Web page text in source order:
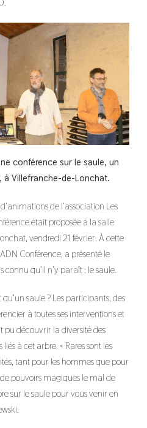
conférence sur le saule, un
à Villefranche-de-Lonchat.
de l’association Les
était proposée à la salle
vendredi 21 février. À cette
Conférence, a présenté le
qu’il n’y paraît : le saule.
saule ? Les participants, des
à toutes ses interventions et
pu découvrir la diversité des
à cet arbre. « Rares sont les
tant pour les hommes que pour
pouvoirs magiques le mal de
sur le saule pour vous venir en